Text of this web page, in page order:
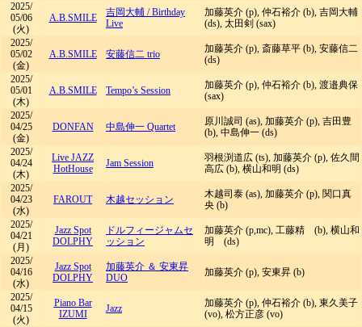
2025/
05/06
(火)
A.B.SMILE 吉岡大輔 /Birthday
Live
加藤英介 (p), 仲石裕介 (b), 吉岡大輔
(ds), 太田剣 (sax)
2025/
05/02
(金)
A.B.SMILE 安藤信二 trio
加藤英介 (p), 斎藤草平 (b), 安藤信二
(ds)
2025/
05/01
(木)
A.B.SMILE Tempo’s Session
加藤英介 (p), 仲石裕介 (b), 渡邉典保
(sax)
2025/
04/25
(金)
DONFAN 中島伸一 Quartet
原川誠司 (as), 加藤英介 (p), 吉田豊
(b), 中島伸一 (ds)
2025/
04/24
(木)
Live JAZZ
HotHouse
Jam Session
羽根渕道広 (ts), 加藤英介 (p), 佐久間
高広 (b), 横山和明 (ds)
2025/
04/23
(水)
FAROUT 木越セッション
木越司泰 (as), 加藤英介 (p), 関口真
央 (b)
2025/
04/21
(月)
Jazz Spot
DOLPHY
ドルフィージャムセ
ッション
加藤英介 (p,mc), 工藤精 (b), 横山和
明 (ds)
2025/
04/16
(水)
Jazz Spot
DOLPHY
加藤英介 ＆ 安東昇
DUO
加藤英介 (p), 安東昇 (b)
2025/
04/15
(火)
Piano Bar
IZUMI
Jazz
加藤英介 (p), 仲石裕介 (b), 東久美子
(vo), 松方正彦 (vo)